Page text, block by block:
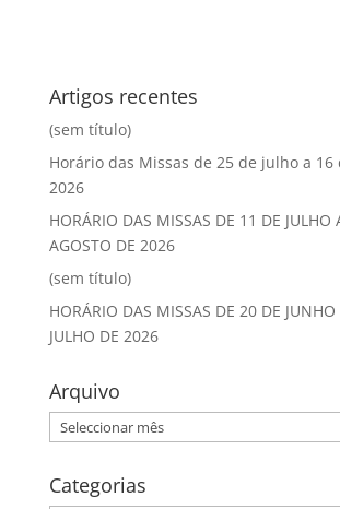
Artigos recentes
(sem título)
Horário das Missas de 25 de julho a 16
2026
HORÁRIO DAS MISSAS DE 11 DE JULHO
AGOSTO DE 2026
(sem título)
HORÁRIO DAS MISSAS DE 20 DE
JULHO DE 2026
Arquivo
Arquivo
Categorias